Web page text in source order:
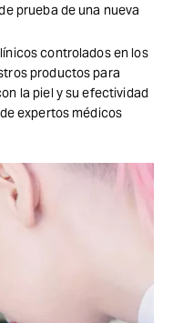
prueba de una nueva
controlados en los
productos para
la piel y su efectividad
expertos médicos